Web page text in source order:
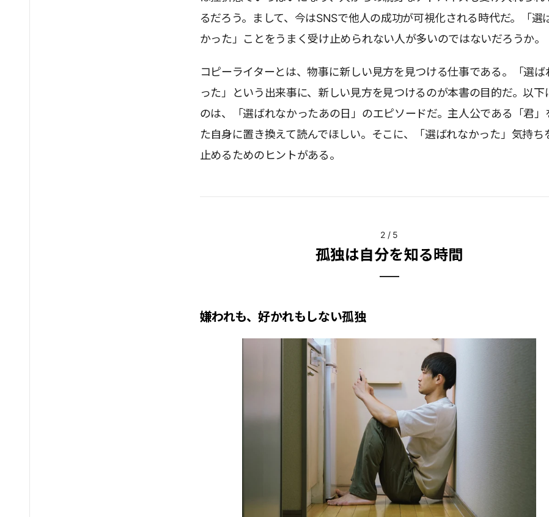
るだろう。まして、今はSNSで他人の成功が可視化される時代だ。「選
かった」ことをうまく受け止められない人が多いのではないだろうか。
コピーライターとは、物事に新しい見方を見つける仕事である。「選ば
った」という出来事に、新しい見方を見つけるのが本書の目的だ。以下
のは、「選ばれなかったあの日」のエピソードだ。主人公である「君」
た自身に置き換えて読んでほしい。そこに、「選ばれなかった」気持ち
止めるためのヒントがある。
2/ 5
孤独は自分を知る時間
嫌われも、好かれもしない孤独